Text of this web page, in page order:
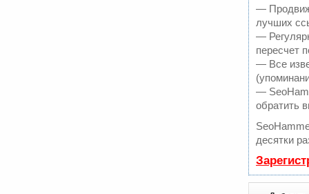
—
лучших
—
пересчет
— Все
—
обратить
десятки